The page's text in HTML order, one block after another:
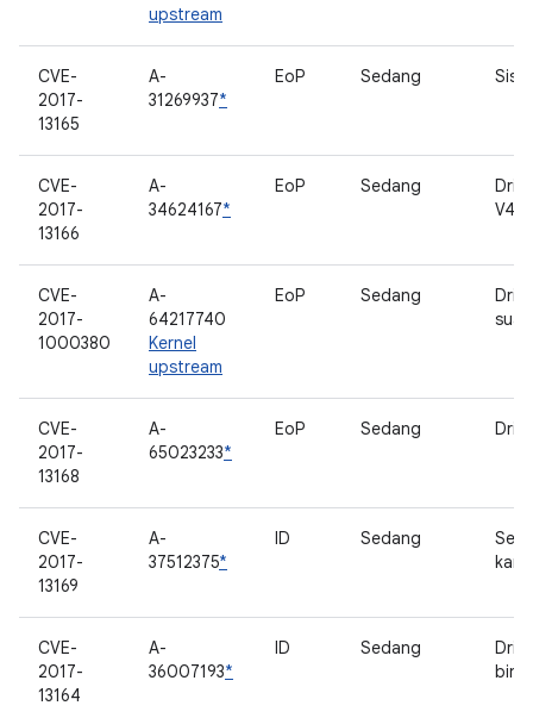
upstream
CVE-
2017-
13165
A-
31269937*
EoP Sedang
CVE-
2017-
13166
A-
34624167*
EoP Sedang
V4L2
CVE-
2017-
1000380
A-
64217740
Kernel
upstream
EoP Sedang
CVE-
2017-
13168
A-
65023233*
EoP Sedang
CVE-
2017-
13169
A-
37512375*
ID Sedang
CVE-
2017-
13164
A-
36007193*
ID Sedang